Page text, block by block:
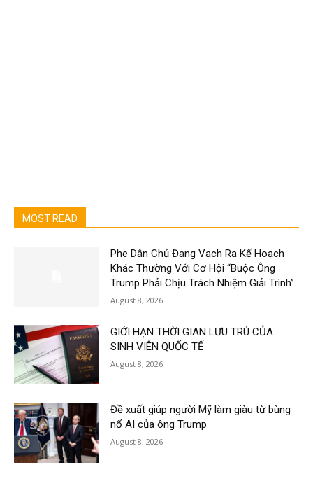
MOST READ
Phe Dân Chủ Đang Vạch Ra Kế Hoạch
Khác Thường Với Cơ Hội “Buộc Ông
Trump Phải Chịu Trách Nhiệm Giải Trình”.
August 8, 2026
GIỚI HẠN THỜI GIAN LƯU TRÚ CỦA
SINH VIÊN QUỐC TẾ
August 8, 2026
Đề xuất giúp người Mỹ làm giàu từ bùng
nổ AI của ông Trump
August 8, 2026